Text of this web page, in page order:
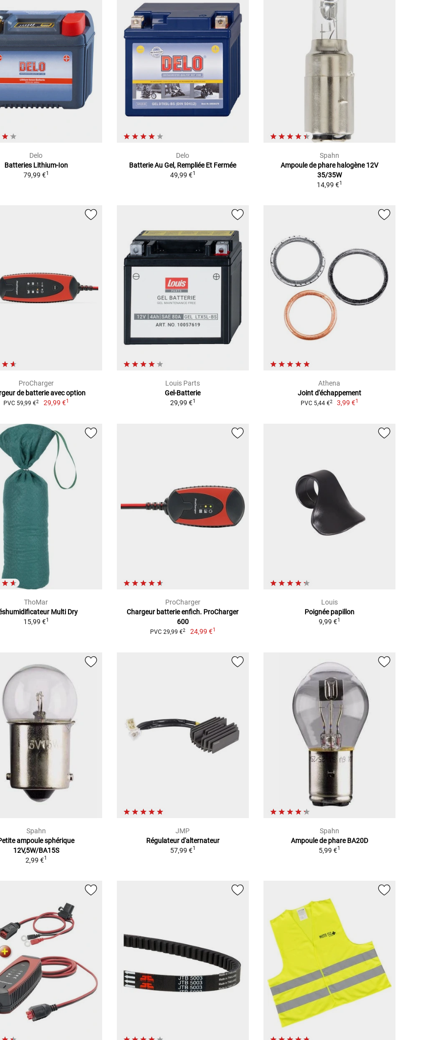
Delo
Batteries Lithium-Ion
79,99 €1
Delo
Batterie Au Gel, Rempliée Et Fermée
49,99 €1
Spahn
Ampoule de phare halogène 12V
35/35W
14,99 €1
ProCharger
de batterie avec option
PVC 59,99 €2 29,99 €1
Louis Parts
Gel-Batterie
29,99 €1
Athena
Joint d'échappement
PVC 5,44 €2 3,99 €1
ThoMar
Multi Dry
15,99 €1
ProCharger
Chargeur batterie enfich. ProCharger
600
PVC 29,99 €2 24,99 €1
Louis
Poignée papillon
9,99 €1
Spahn
ampoule sphérique
12V,5W/BA15S
2,99 €1
JMP
Régulateur d'alternateur
57,99 €1
Spahn
Ampoule de phare BA20D
5,99 €1